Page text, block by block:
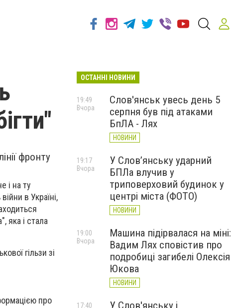
фронту
і на ту
в Україні,
яка і стала
гільзи зі
про
ОСТАННІ НОВИНИ
Слов'янськ увесь день 5
серпня був під атаками
БпЛА - Лях
НОВИНИ
19:49
Вчора
У Слов’янську ударний
БПЛа влучив у
триповерховий будинок у
центрі міста (ФОТО)
НОВИНИ
19:17
Вчора
Машина підірвалася на міні:
Вадим Лях сповістив про
подробиці загибелі Олексія
Юкова
НОВИНИ
19:00
Вчора
У Слов'янську і
17:40